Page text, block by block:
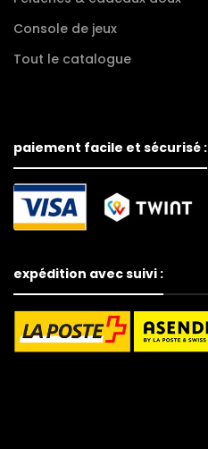
Console de jeux
Tout le catalogue
paiement facile et sécurisé :
expédition avec suivi :